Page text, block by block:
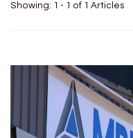
Showing: 1 - 1 of 1 Articles